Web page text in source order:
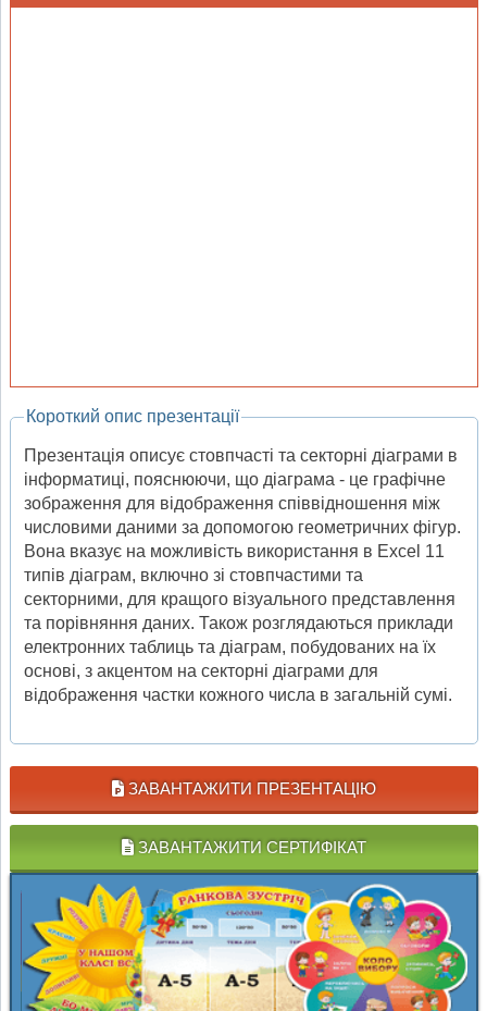
Короткий опис презентації
Презентація описує стовпчасті та секторні діаграми в
інформатиці, пояснюючи, що діаграма - це графічне
зображення для відображення співвідношення між
числовими даними за допомогою геометричних фігур.
Вона вказує на можливість використання в Excel 11
типів діаграм, включно зі стовпчастими та
секторними, для кращого візуального представлення
та порівняння даних. Також розглядаються приклади
електронних таблиць та діаграм, побудованих на їх
основі, з акцентом на секторні діаграми для
відображення частки кожного числа в загальній сумі.
ЗАВАНТАЖИТИ ПРЕЗЕНТАЦІЮ
ЗАВАНТАЖИТИ СЕРТИФІКАТ